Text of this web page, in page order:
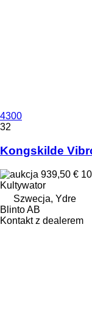
4300
32
Kongskilde
939,50 €
Kultywator
Szwecja, Ydre
Blinto AB
Kontakt z dealerem